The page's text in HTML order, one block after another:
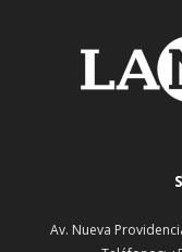
Av. Nueva